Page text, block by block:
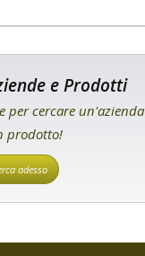
e Prodotti
per cercare un'azienda
prodotto!
adesso